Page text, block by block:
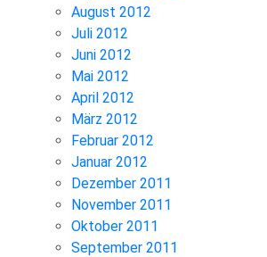
August 2012
Juli 2012
Juni 2012
Mai 2012
April 2012
März 2012
Februar 2012
Januar 2012
Dezember 2011
November 2011
Oktober 2011
September 2011